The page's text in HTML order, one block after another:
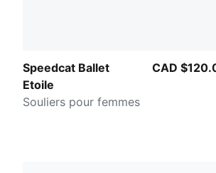
Speedcat Ballet
Etoile
Souliers pour femmes
CAD